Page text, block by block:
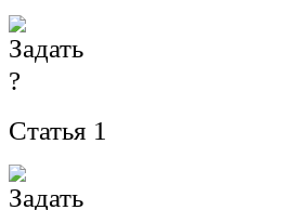
Статья 1